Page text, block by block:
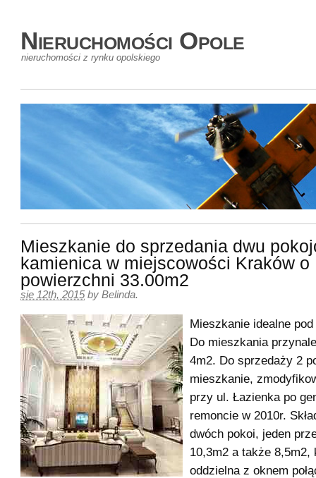
Nieruchomości Opole
nieruchomości z rynku opolskiego
Mieszkanie do sprzedania dwu
kamienica w miejscowości Kraków o
powierzchni 33.00m2
sie 12th, 2015 by Belinda.
Mieszkanie idealne
Do mieszkania
4m2. Do sprzedaży 2
mieszkanie,
przy ul. Łazienka po
remoncie w 2010r.
dwóch pokoi, jeden
10,3m2 a także 8,5m2,
oddzielna z oknem